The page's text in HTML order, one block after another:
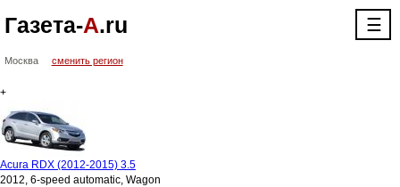
Газета-А.ru ☰
Москва сменить регион
+
Acura RDX (2012-2015) 3.5
2012, 6-speed automatic, Wagon